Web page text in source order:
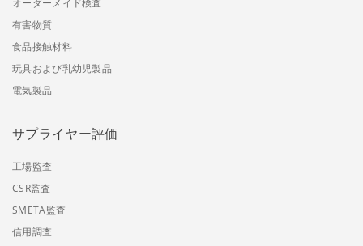
有害物質
食品接触材料
玩具および乳幼児製品
電気製品
サプライヤー評価
工場監査
CSR監査
SMETA監査
信用調査